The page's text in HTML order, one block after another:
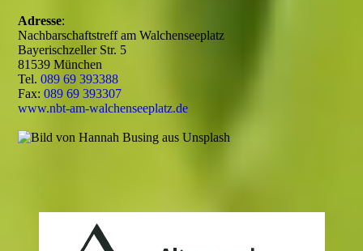
Adresse:
Nachbarschaftstreff am Walchenseeplatz
Bayerischzeller Str. 5
81539 München
Tel.089 69 393388
Fax:089 69 393307
www.nbt-am-walchenseeplatz.de